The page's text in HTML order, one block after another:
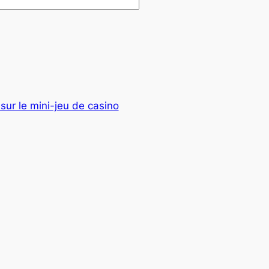
le mini-jeu de casino